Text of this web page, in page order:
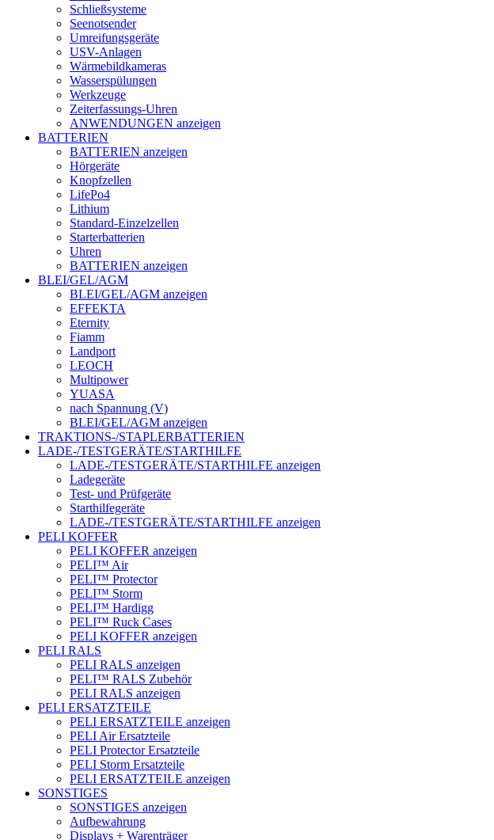
Schließsysteme
Seenotsender
Umreifungsgeräte
USV-Anlagen
Wärmebildkameras
Wasserspülungen
Werkzeuge
Zeiterfassungs-Uhren
ANWENDUNGEN anzeigen
BATTERIEN
BATTERIEN anzeigen
Hörgeräte
Knopfzellen
LifePo4
Lithium
Standard-Einzelzellen
Starterbatterien
Uhren
BATTERIEN anzeigen
BLEI/GEL/AGM
BLEI/GEL/AGM anzeigen
EFFEKTA
Eternity
Fiamm
Landport
LEOCH
Multipower
YUASA
nach Spannung (V)
BLEI/GEL/AGM anzeigen
TRAKTIONS-/STAPLERBATTERIEN
LADE-/TESTGERÄTE/STARTHILFE
LADE-/TESTGERÄTE/STARTHILFE anzeigen
Ladegeräte
Test- und Prüfgeräte
Starthilfegeräte
LADE-/TESTGERÄTE/STARTHILFE anzeigen
PELI KOFFER
PELI KOFFER anzeigen
PELI™ Air
PELI™ Protector
PELI™ Storm
PELI™ Hardigg
PELI™ Ruck Cases
PELI KOFFER anzeigen
PELI RALS
PELI RALS anzeigen
PELI™ RALS Zubehör
PELI RALS anzeigen
PELI ERSATZTEILE
PELI ERSATZTEILE anzeigen
PELI Air Ersatzteile
PELI Protector Ersatzteile
PELI Storm Ersatzteile
PELI ERSATZTEILE anzeigen
SONSTIGES
SONSTIGES anzeigen
Aufbewahrung
Displays + Warenträger